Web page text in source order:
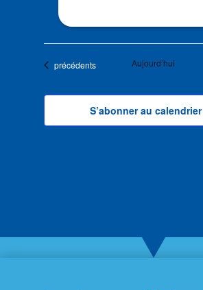
Évènements
précédents Aujourd’hui
S’abonner au calendrier